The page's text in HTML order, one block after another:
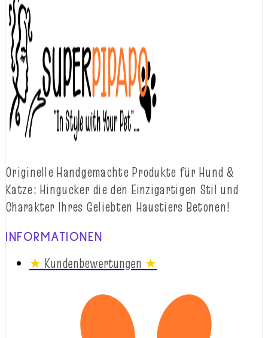
Originelle Handgemachte Produkte für Hund &
Katze: Hingucker die den Einzigartigen Stil und
Charakter Ihres Geliebten Haustiers Betonen!
INFORMATIONEN
★ Kundenbewertungen ★